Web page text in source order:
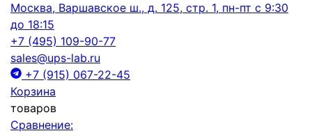
Москва, Варшавское ш., д. 125, стр. 1, пн-пт с 9:30
до 18:15
+7 (495) 109-90-77
sales@ups-lab.ru
+7 (915) 067-22-45
Корзина
товаров
Сравнение: